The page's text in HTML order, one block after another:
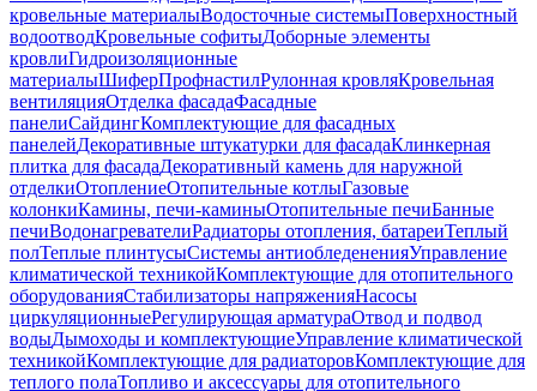
кровельные материалыВодосточные системыПоверхностный
водоотводКровельные софитыДоборные элементы
кровлиГидроизоляционные
материалыШиферПрофнастилРулонная кровляКровельная
вентиляцияОтделка фасадаФасадные
панелиСайдингКомплектующие для фасадных
панелейДекоративные штукатурки для фасадаКлинкерная
плитка для фасадаДекоративный камень для наружной
отделкиОтоплениеОтопительные котлыГазовые
колонкиКамины, печи-каминыОтопительные печиБанные
печиВодонагревателиРадиаторы отопления, батареиТеплый
полТеплые плинтусыСистемы антиобледененияУправление
климатической техникойКомплектующие для отопительного
оборудованияСтабилизаторы напряженияНасосы
циркуляционныеРегулирующая арматураОтвод и подвод
водыДымоходы и комплектующиеУправление климатической
техникойКомплектующие для радиаторовКомплектующие для
теплого полаТопливо и аксессуары для отопительного